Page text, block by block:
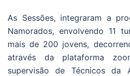
As Sessões, integraram a
Namorados, envolvendo 11
mais de 200 jovens,
através da plataforma
supervisão de Técnicos da